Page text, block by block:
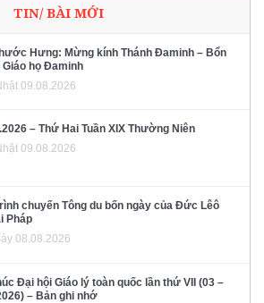
TIN/ BÀI MỚI
Hưng: Mừng kính Thánh Đaminh – Bổn
Giáo họ Đaminh
09.08.2026
– Thứ Hai Tuần XIX Thường Niên
09.08.2026
chuyến Tông du bốn ngày của Đức Lêô
Pháp
08.08.2026
Đại hội Giáo lý toàn quốc lần thứ VII (03 –
– Bản ghi nhớ